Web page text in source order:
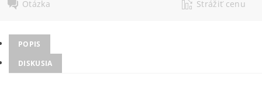
Otázka
Strážiť cenu
POPIS
DISKUSIA